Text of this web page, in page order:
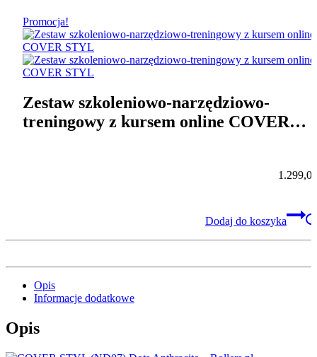
Promocja!
Zestaw szkoleniowo-narzędziowo-
treningowy z kursem online COVER
Dodaj do koszyka
Opis
Informacje dodatkowe
Opis